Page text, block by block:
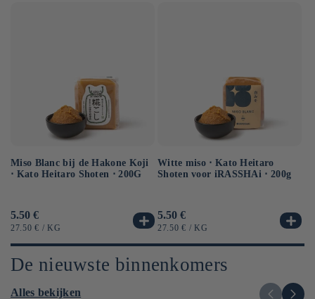
Miso Blanc bij de Hakone Koji
⋅ Kato Heitaro Shoten ⋅ 200G
Normale
prijs
5.50 €
EENHEIDSPRIJS
27.50 € / PER
KG
Witte miso ⋅ Kato Heitaro
Shoten voor iRASSHAi ⋅ 200g
Normale
prijs
5.50 €
EENHEIDSPRIJS
27.50 € / PER
KG
De nieuwste binnenkomers
Alles bekijken